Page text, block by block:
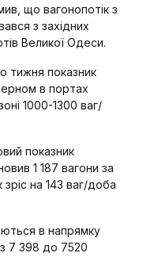
що вагонопотік з
з західних
Великої Одеси.
тижня показник
в портах
1000-1300 ваг/
показник
1 187 вагони за
на 143 ваг/доба
в напрямку
7 398 до 7520